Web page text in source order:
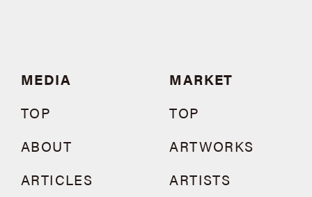
MEDIA
TOP
ABOUT
ARTICLES
MARKET
TOP
ARTWORKS
ARTISTS